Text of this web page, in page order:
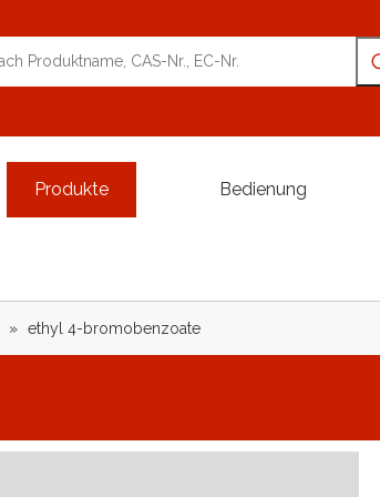
Produkte Bedienung
» ethyl 4-bromobenzoate